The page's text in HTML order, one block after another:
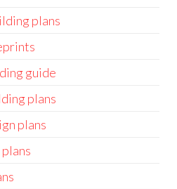
plans
guide
plans
plans